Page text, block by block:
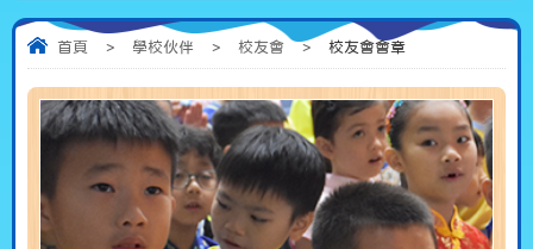
首頁 > 學校伙伴 > 校友會 > 校友會會章